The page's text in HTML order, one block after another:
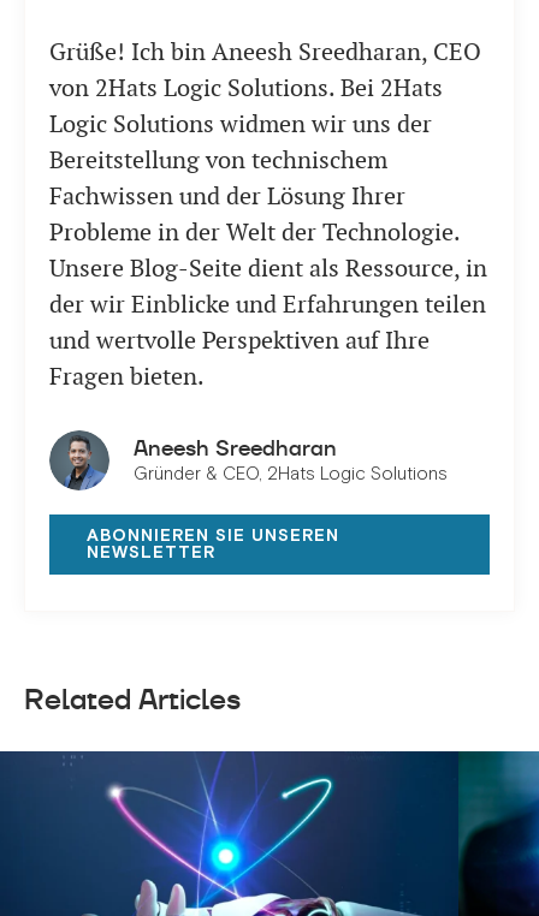
Grüße! Ich bin Aneesh Sreedharan, CEO
von 2Hats Logic Solutions. Bei 2Hats
Logic Solutions widmen wir uns der
Bereitstellung von technischem
Fachwissen und der Lösung Ihrer
Probleme in der Welt der Technologie.
Unsere Blog-Seite dient als Ressource, in
der wir Einblicke und Erfahrungen teilen
und wertvolle Perspektiven auf Ihre
Fragen bieten.
Aneesh Sreedharan
Gründer & CEO, 2Hats Logic Solutions
ABONNIEREN SIE UNSEREN
NEWSLETTER
Related Articles